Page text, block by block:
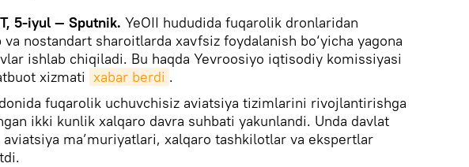
5-iyul — Sputnik. YeOII hududida fuqarolik dronlaridan
va nostandart sharoitlarda xavfsiz foydalanish bo‘yicha yagona
ishlab chiqiladi. Bu haqda Yevroosiyo iqtisodiy komissiyasi
xizmati xabar berdi .
fuqarolik uchuvchisiz aviatsiya tizimlarini rivojlantirishga
ikki kunlik xalqaro davra suhbati yakunlandi. Unda davlat
ma’muriyatlari, xalqaro tashkilotlar va ekspertlar